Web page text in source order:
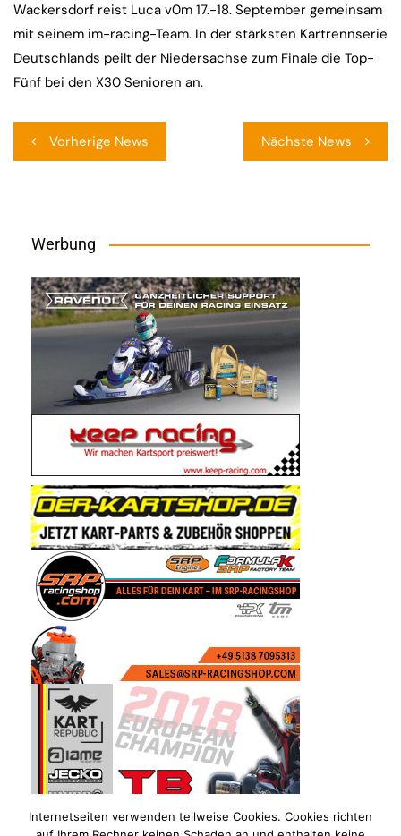
Wackersdorf reist Luca v0m 17.-18. September gemeinsam
mit seinem im-racing-Team. In der stärksten Kartrennserie
Deutschlands peilt der Niedersachse zum Finale die Top-
Fünf bei den X30 Senioren an.
Vorherige News Nächste News
Werbung
Internetseiten verwenden teilweise Cookies. Cookies richten